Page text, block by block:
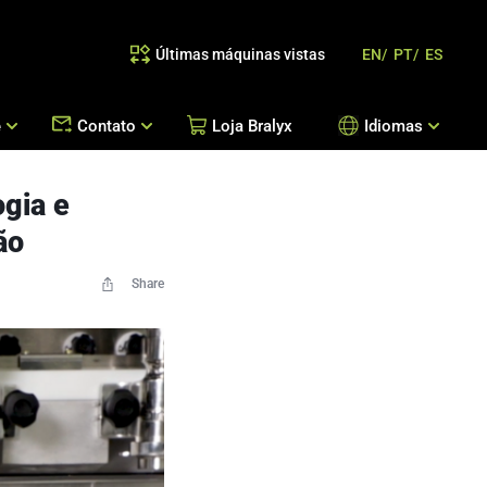
de Peças / Orientação de Processos
Escritórios Bralyx
Contato Loja Bralyx Idiomas
Últimas máquinas vistas EN/ PT/ ES
e
Share